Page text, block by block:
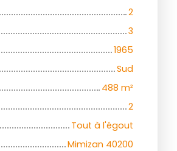
2
3
1965
Sud
488 m²
2
Tout à l'égout
Mimizan 40200